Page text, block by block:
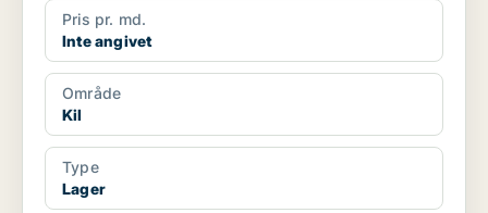
Pris pr. md.
Inte angivet
Område
Kil
Type
Lager